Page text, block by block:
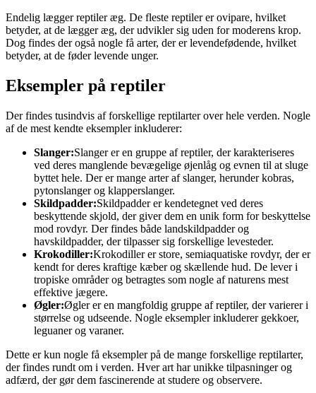
Endelig lægger reptiler æg. De fleste reptiler er ovipare, hvilket
betyder, at de lægger æg, der udvikler sig uden for moderens krop.
Dog findes der også nogle få arter, der er levendefødende, hvilket
betyder, at de føder levende unger.
Eksempler på reptiler
Der findes tusindvis af forskellige reptilarter over hele verden. Nogle
af de mest kendte eksempler inkluderer:
Slanger:Slanger er en gruppe af reptiler, der karakteriseres
ved deres manglende bevægelige øjenlåg og evnen til at sluge
byttet hele. Der er mange arter af slanger, herunder kobras,
pytonslanger og klapperslanger.
Skildpadder:Skildpadder er kendetegnet ved deres
beskyttende skjold, der giver dem en unik form for beskyttelse
mod rovdyr. Der findes både landskildpadder og
havskildpadder, der tilpasser sig forskellige levesteder.
Krokodiller:Krokodiller er store, semiaquatiske rovdyr, der er
kendt for deres kraftige kæber og skællende hud. De lever i
tropiske områder og betragtes som nogle af naturens mest
effektive jægere.
Øgler:Øgler er en mangfoldig gruppe af reptiler, der varierer i
størrelse og udseende. Nogle eksempler inkluderer gekkoer,
leguaner og varaner.
Dette er kun nogle få eksempler på de mange forskellige reptilarter,
der findes rundt om i verden. Hver art har unikke tilpasninger og
adfærd, der gør dem fascinerende at studere og observere.